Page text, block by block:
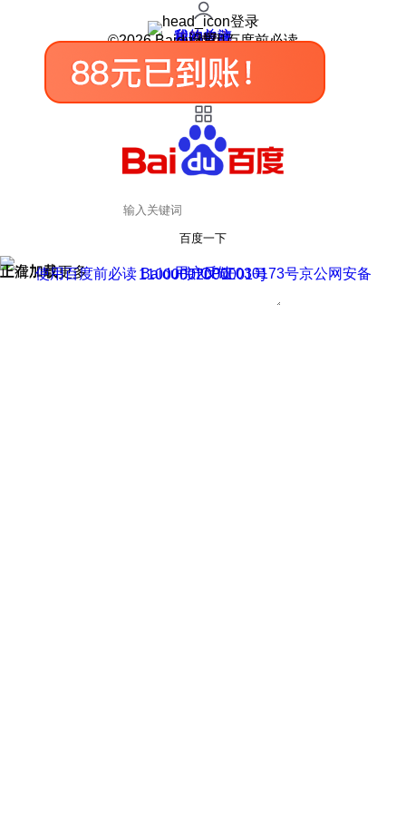
登录
我的关注
我的收藏
皮肤中心
用户反馈
设置
©2026 Baidu 使用百度前必读
百度一下
正在加载
上滑加载更多 用户反馈
使用百度前必读 Baidu 京ICP证030173号
京公网安备11000002000001号